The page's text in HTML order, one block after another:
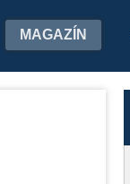
MAGAZÍN